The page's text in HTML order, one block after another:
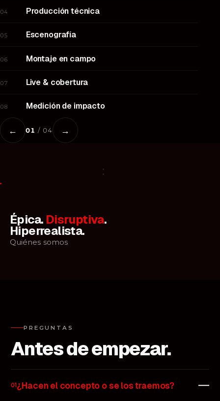
04 Producción técnica
05 Escenografía
06 Montaje en campo
07 Live & cobertura
08 Medición de impacto
← 01 / 04 →
Épica. Disruptiva.
Hiperrealista.
Quiénes somos
PREGUNTAS
Antes de empezar.
01 ¿Hacen el concepto o se los traemos?